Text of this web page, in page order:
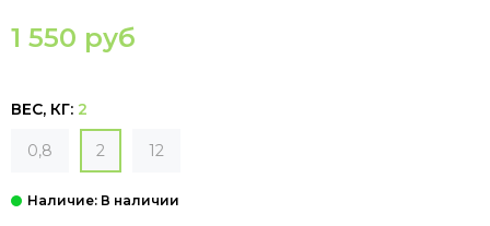
1 550 руб
ВЕС, КГ: 2
0,8 2 12